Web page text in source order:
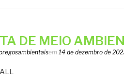
DE MEIO
em 14 de dezembro de